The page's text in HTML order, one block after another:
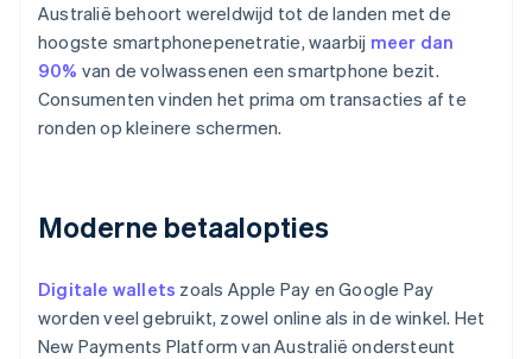
Australië behoort wereldwijd tot de landen met de
hoogste smartphonepenetratie, waarbij meer dan
90% van de volwassenen een smartphone bezit.
Consumenten vinden het prima om transacties af te
ronden op kleinere schermen.
Moderne betaalopties
Digitale wallets zoals Apple Pay en Google Pay
worden veel gebruikt, zowel online als in de winkel. Het
New Payments Platform van Australië ondersteunt